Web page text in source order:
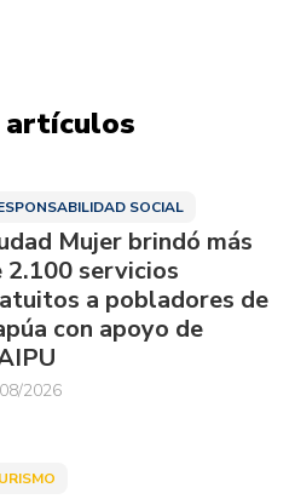
SOCIAL
Mujer brindó más
2.100 servicios
a pobladores de
con apoyo de
2026